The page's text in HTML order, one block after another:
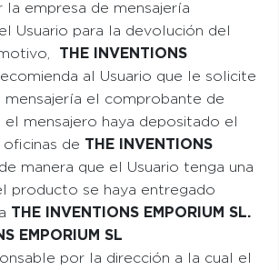
la empresa de mensajería
Usuario para la devolución del
THE INVENTIONS
al Usuario que le solicite
mensajería el comprobante de
el mensajero haya depositado el
de THE INVENTIONS
de manera que el Usuario tenga una
producto se haya entregado
THE INVENTIONS EMPORIUM SL.
EMPORIUM SL
por la dirección a la cual el